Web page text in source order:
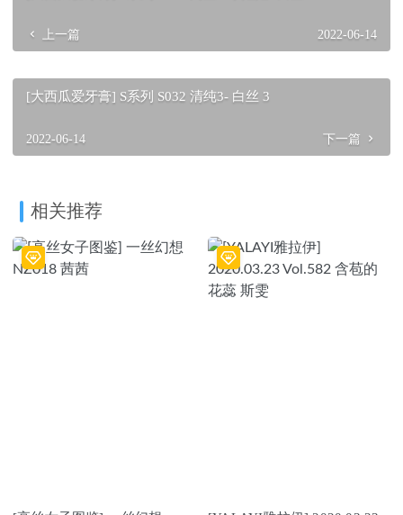
上一篇 2022-06-14
[大西瓜爱牙膏] S系列 S032 清纯3- 白丝 3
2022-06-14 下一篇
相关推荐